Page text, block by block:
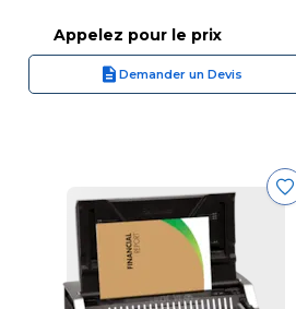
Appelez pour le prix
Demander un Devis